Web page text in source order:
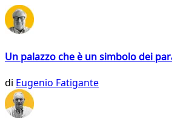
Un palazzo che è un simbolo dei
di Eugenio Fatigante